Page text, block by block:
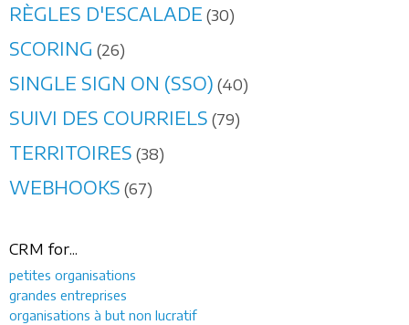
RÈGLES D'ESCALADE (30)
SCORING (26)
SINGLE SIGN ON (SSO) (40)
SUIVI DES COURRIELS (79)
TERRITOIRES (38)
WEBHOOKS (67)
CRM for...
petites organisations
grandes entreprises
organisations à but non lucratif